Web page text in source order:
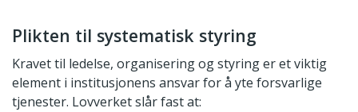
Plikten til systematisk styring
Kravet til ledelse, organisering og styring er et viktig
element i institusjonens ansvar for å yte forsvarlige
tjenester. Lovverket slår fast at: